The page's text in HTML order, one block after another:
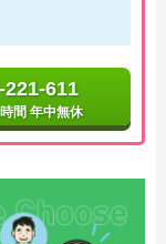
611
間 年中無休